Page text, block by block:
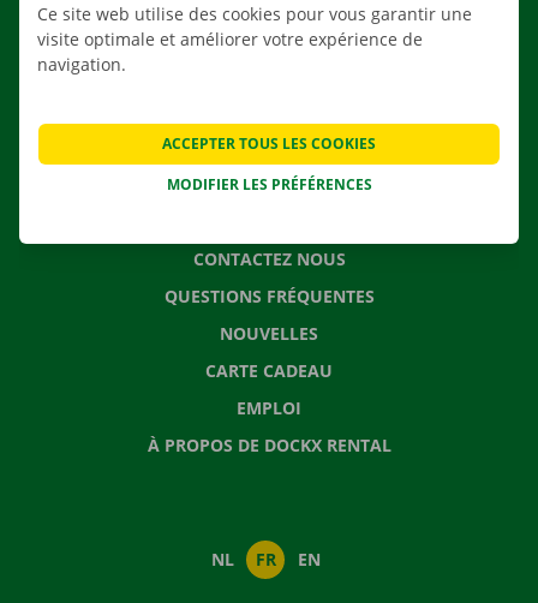
NOS SERVICES
SOLUTIONS DE DÉMÉNAGEMENT
CONTACTEZ NOUS
QUESTIONS FRÉQUENTES
NOUVELLES
CARTE CADEAU
EMPLOI
À PROPOS DE DOCKX RENTAL
NL FR EN
Ce site web utilise des cookies pour vous garantir une
visite optimale et améliorer votre expérience de
navigation.
MODIFIER LES PRÉFÉRENCES
ACCEPTER TOUS LES COOKIES